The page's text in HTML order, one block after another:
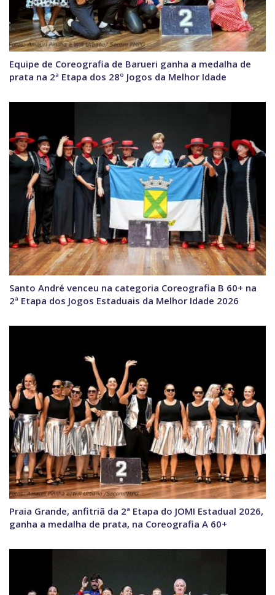
Equipe de Coreografia de Barueri ganha a medalha de
prata na 2ª Etapa dos 28º Jogos da Melhor Idade
Santo André venceu na categoria Coreografia B 60+ na
2ª Etapa dos Jogos Estaduais da Melhor Idade 2026
Praia Grande, anfitriã da 2ª Etapa do JOMI Estadual 2026,
ganha a medalha de prata, na Coreografia A 60+